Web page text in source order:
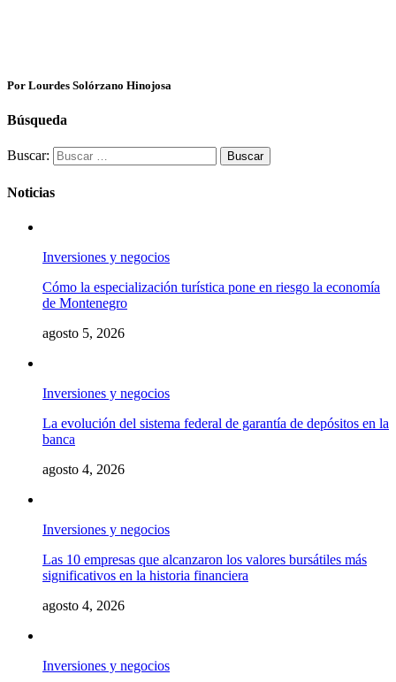
Por Lourdes Solórzano Hinojosa
Búsqueda
Buscar:
Noticias
Inversiones y negocios
Cómo la especialización turística pone en riesgo la economía
de Montenegro
agosto 5, 2026
Inversiones y negocios
La evolución del sistema federal de garantía de depósitos en la
banca
agosto 4, 2026
Inversiones y negocios
Las 10 empresas que alcanzaron los valores bursátiles más
significativos en la historia financiera
agosto 4, 2026
Inversiones y negocios